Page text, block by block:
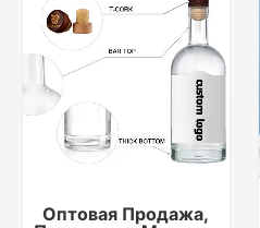
Оптовая Продажа,